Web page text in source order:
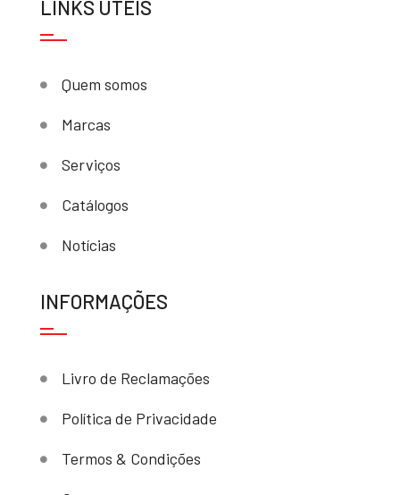
LINKS ÚTEIS
Quem somos
Marcas
Serviços
Catálogos
Notícias
INFORMAÇÕES
Livro de Reclamações
Política de Privacidade
Termos & Condições